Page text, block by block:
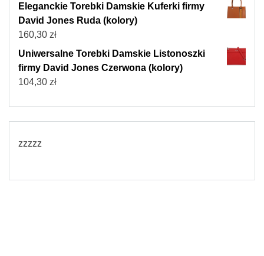
Eleganckie Torebki Damskie Kuferki firmy
David Jones Ruda (kolory)
160,30 zł
Uniwersalne Torebki Damskie Listonoszki
firmy David Jones Czerwona (kolory)
104,30 zł
zzzzz